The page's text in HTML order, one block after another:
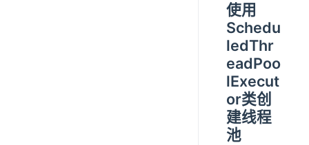
使用
Schedu
ledThr
eadPoo
lExecut
or类创
建线程
池